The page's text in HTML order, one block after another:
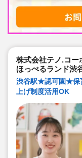
株式会社テノ.コ
ほっぺるランド渋
渋谷駅★認可園★保
上げ制度活用OK